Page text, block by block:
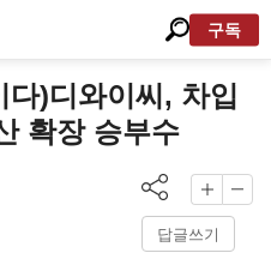
구독
)디와이씨, 차입
확장 승부수
답글쓰기